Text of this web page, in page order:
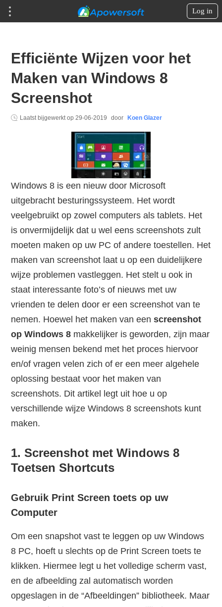
Log in
Efficiënte Wijzen voor het
Maken van Windows 8
Screenshot
Laatst bijgewerkt op29-06-2019 door Koen Glazer
Windows 8 is een nieuw door Microsoft
uitgebracht besturingssysteem. Het wordt
veelgebruikt op zowel computers als tablets. Het
is onvermijdelijk dat u wel eens screenshots zult
moeten maken op uw PC of andere toestellen. Het
maken van screenshot laat u op een duidelijkere
wijze problemen vastleggen. Het stelt u ook in
staat interessante foto’s of nieuws met uw
vrienden te delen door er een screenshot van te
nemen. Hoewel het maken van eenscreenshot
op Windows 8 makkelijker is geworden, zijn maar
weinig mensen bekend met het proces hiervoor
en/of vragen velen zich of er een meer algehele
oplossing bestaat voor het maken van
screenshots. Dit artikel legt uit hoe u op
verschillende wijze Windows 8 screenshots kunt
maken.
1. Screenshot met Windows 8
Toetsen Shortcuts
Gebruik Print Screen toets op uw
Computer
Om een snapshot vast te leggen op uw Windows
8 PC, hoeft u slechts op de Print Screen toets te
klikken. Hiermee legt u het volledige scherm vast,
en de afbeelding zal automatisch worden
opgeslagen in de “Afbeeldingen” bibliotheek. Maar